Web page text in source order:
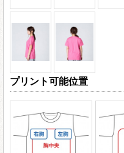
プリント可能位置